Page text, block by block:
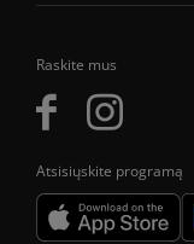
Raskite mus
Atsisiųskite programą